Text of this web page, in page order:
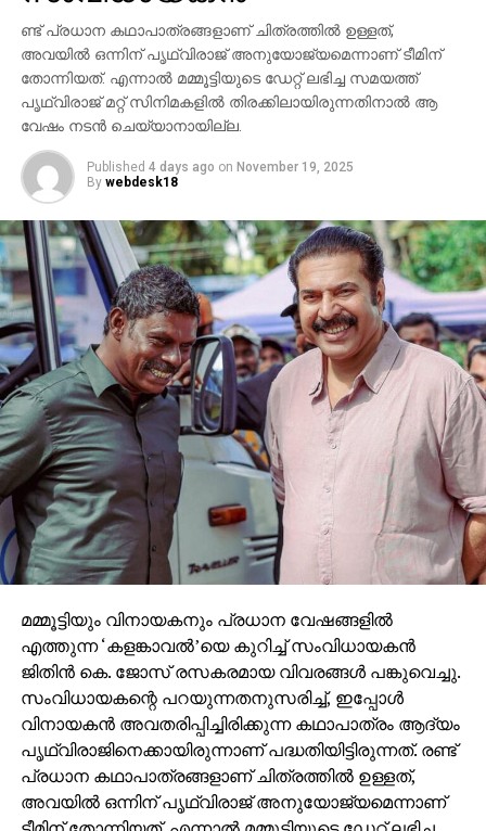
മന്ദാകിനിയായി, പൃഥ്വിരാജ് സുകുമാരന്‍ കുംബയായി
പ്രത്യക്ഷപ്പെടും. 2027ലെ സങ്ക്രാന്തി റിലീസിനായി
‘വാരണസി’ ഒരുക്കപ്പെടുന്നുണ്ട്. എന്നാല്‍
ചിത്രത്തെക്കാള്‍ വലിയ ചര്‍ച്ചയാകുന്നത്
സംവിധായകന്റെ പ്രസ്താവനയും അതിനുശേഷം
ഉയര്‍ന്ന പ്രതിഷേധങ്ങളുമാണ്.
ണ്ട് പ്രധാന കഥാപാത്രങ്ങളാണ് ചിത്രത്തില്‍ ഉള്ളത്,
അവയില്‍ ഒന്നിന് പൃഥ്വിരാജ് അനുയോജ്യമെന്നാണ് ടീമിന്
തോന്നിയത്. എന്നാല്‍ മമ്മൂട്ടിയുടെ ഡേറ്റ് ലഭിച്ച സമയത്ത്
പൃഥ്വിരാജ് മറ്റ് സിനിമകളില്‍ തിരക്കിലായിരുന്നതിനാല്‍ ആ
വേഷം നടന്‍ ചെയ്യാനായില്ല.
Published 4 days ago on November 19, 2025
By webdesk18
മമ്മൂട്ടിയും വിനായകനും പ്രധാന വേഷങ്ങളില്‍
എത്തുന്ന ‘കളങ്കാവല്‍’യെ കുറിച്ച് സംവിധായകന്‍
ജിതിന്‍ കെ. ജോസ് രസകരമായ വിവരങ്ങള്‍ പങ്കുവെച്ചു.
സംവിധായകന്റെ പറയുന്നതനുസരിച്ച്, ഇപ്പോള്‍
വിനായകന്‍ അവതരിപ്പിച്ചിരിക്കുന്ന കഥാപാത്രം ആദ്യം
പൃഥ്വിരാജിനെക്കായിരുന്നാണ് പദ്ധതിയിട്ടിരുന്നത്. രണ്ട്
പ്രധാന കഥാപാത്രങ്ങളാണ് ചിത്രത്തില്‍ ഉള്ളത്,
അവയില്‍ ഒന്നിന് പൃഥ്വിരാജ് അനുയോജ്യമെന്നാണ്